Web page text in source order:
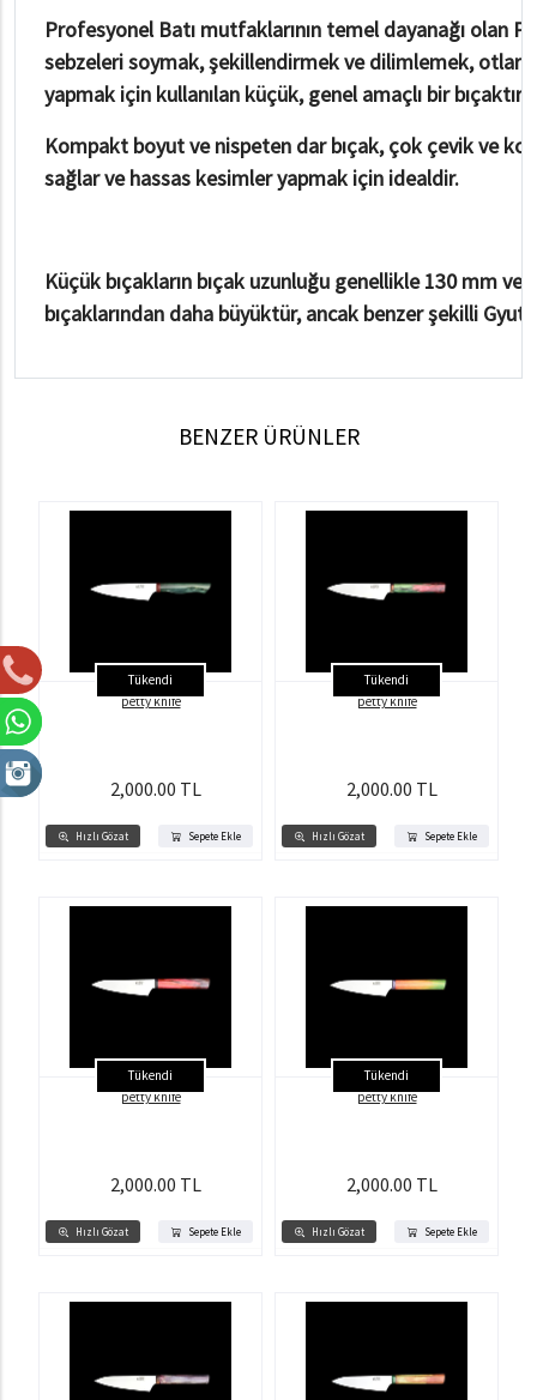
Profesyonel Batı mutfaklarının temel dayanağı olan
sebzeleri soymak, şekillendirmek ve dilimlemek,
yapmak için kullanılan küçük, genel amaçlı bir bıçaktır.
Kompakt boyut ve nispeten dar bıçak, çok çevik ve
sağlar ve hassas kesimler yapmak için idealdir.
Küçük bıçakların bıçak uzunluğu genellikle 130 mm ve
bıçaklarından daha büyüktür, ancak benzer şekilli
BENZER ÜRÜNLER
Tükendi
Hızlı Gözat Sepete Ekle
petty knife
2,000.00 TL
Tükendi
Hızlı Gözat Sepete Ekle
petty knife
2,000.00 TL
Tükendi
Hızlı Gözat Sepete Ekle
petty knife
2,000.00 TL
Tükendi
Hızlı Gözat Sepete Ekle
petty knife
2,000.00 TL